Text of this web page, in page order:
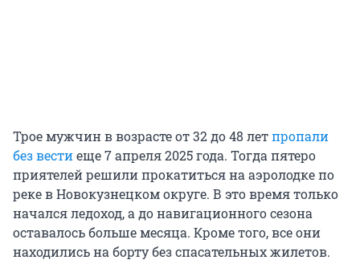
Трое мужчин в возрасте от 32 до 48 летпропали
без вестиеще7 апреля2025 года. Тогда пятеро
приятелей решили прокатиться на аэролодке по
реке в Новокузнецком округе. В это время только
начался ледоход, а до навигационного сезона
оставалось больше месяца. Кроме того, все они
находились на борту без спасательных жилетов.